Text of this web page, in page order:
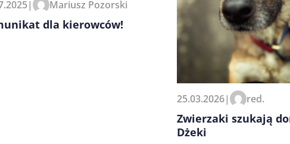
| Mariusz Pozorski
dla kierowców!
25.03.2026| red.
Zwierzaki szukają
Dżeki